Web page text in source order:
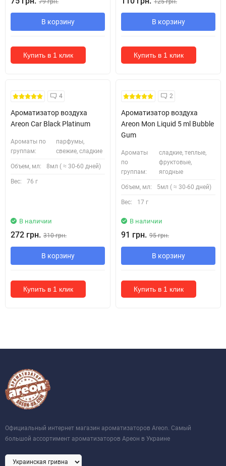
В корзину
Купить в 1 клик
В корзину
Купить в 1 клик
4
Ароматизатор воздуха
Areon Car Black Platinum
Ароматы по
группам:
парфумы,
свежие, сладкие
Объем, мл: 8мл ( ≈ 30-60 дней)
Вес: 76 г
В наличии
272 грн. 310 грн.
В корзину
Купить в 1 клик
2
Ароматизатор воздуха
Areon Mon Liquid 5 ml Bubble
Gum
Ароматы
по
группам:
сладкие, теплые,
фруктовые,
ягодные
Объем, мл: 5мл ( ≈ 30-60 дней)
Вес: 17 г
В наличии
91 грн. 95 грн.
В корзину
Купить в 1 клик
Официальный интернет магазин ароматизаторов Areon. Самый
большой ассортимент ароматизаторов Ареон в Украине